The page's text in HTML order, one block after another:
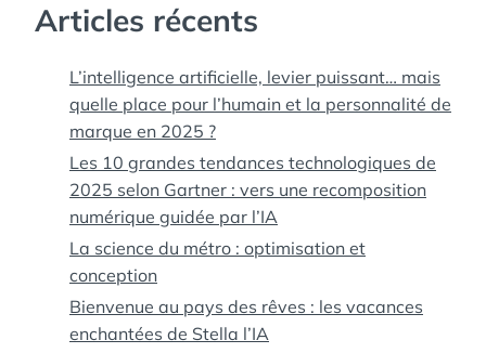
Articles récents
L’intelligence artificielle, levier puissant… mais
quelle place pour l’humain et la personnalité de
marque en 2025 ?
Les 10 grandes tendances technologiques de
2025 selon Gartner : vers une recomposition
numérique guidée par l’IA
La science du métro : optimisation et
conception
Bienvenue au pays des rêves : les vacances
enchantées de Stella l’IA